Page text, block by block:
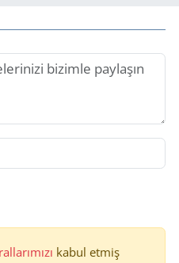
kabul etmiş